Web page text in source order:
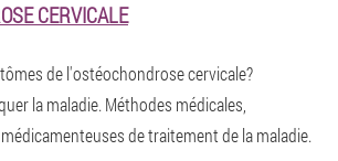
CERVICALE
de l'ostéochondrose cervicale?
la maladie. Méthodes médicales,
de traitement de la maladie.